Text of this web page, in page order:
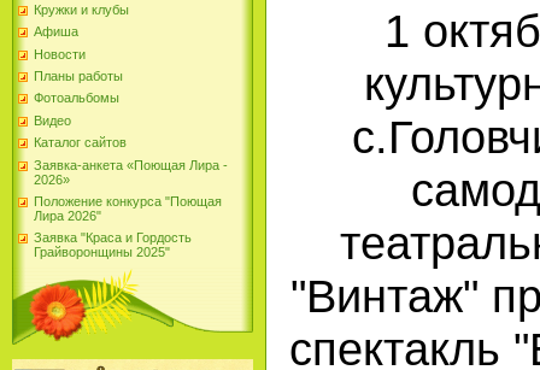
Кружки и клубы
Афиша
Новости
Планы работы
Фотоальбомы
Видео
Каталог сайтов
Заявка-анкета «Поющая Лира -
2026»
Положение конкурса "Поющая
Лира 2026"
Заявка "Краса и Гордость
Грайворонщины 2025"
1
"Винтаж"
спектакль